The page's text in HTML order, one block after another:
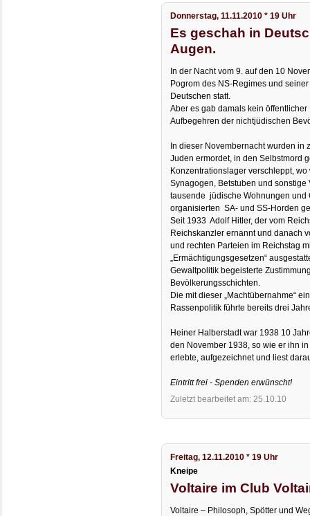
Donnerstag, 11.11.2010 * 19 Uhr
Es geschah in
Augen.
In der Nacht vom 9. auf den 10
Pogrom des NS-Regimes und
Deutschen statt.
Aber es gab damals kein
Aufbegehren der nichtjüdischen
In dieser Novembernacht wurden in
Juden ermordet, in den Selbstmord
Konzentrationslager verschleppt,
Synagogen, Betstuben und
tausende jüdische Wohnungen und
organisierten SA- und SS-Horden
Seit 1933 Adolf Hitler, der vom
Reichskanzler ernannt und danach
und rechten Parteien im Reichstag
„Ermächtigungsgesetzen“
Gewaltpolitik begeisterte
Bevölkerungsschichten.
Die mit dieser „Machtübernahme“
Rassenpolitik führte bereits drei
Heiner Halberstadt war 1938 10
den November 1938, so wie er ihn
erlebte, aufgezeichnet und liest
Eintritt frei - Spenden erwünscht!
Zuletzt bearbeitet am: 25.10.10
Freitag, 12.11.2010 * 19 Uhr
Kneipe
Voltaire im Club
Voltaire – Philosoph, Spötter und